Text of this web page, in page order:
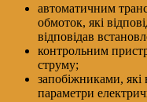
автоматичним
обмоток, які
відповідав
контрольним
струму;
запобіжниками, які
параметри